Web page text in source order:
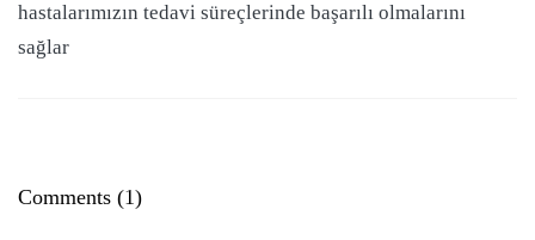
hastalarımızın tedavi süreçlerinde başarılı olmalarını
sağlar
Comments (1)